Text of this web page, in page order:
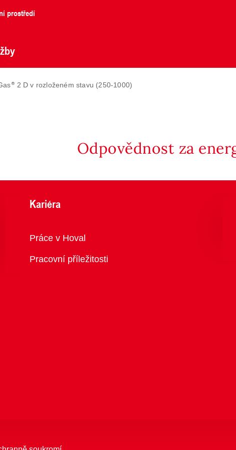
prostředí
2 D v rozloženém stavu (250-1000)
Odpovědnost za
Kariéra
Přehled
Práce v Hoval
Pracovní příležitosti